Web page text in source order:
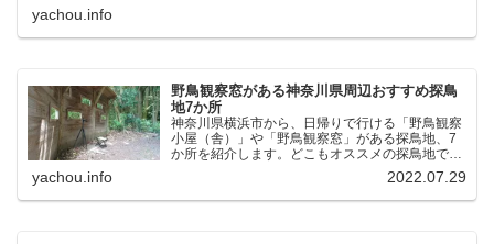
yachou.info
野鳥観察窓がある神奈川県周辺おすすめ探鳥
地7か所
神奈川県横浜市から、日帰りで行ける「野鳥観察
小屋（舎）」や「野鳥観察窓」がある探鳥地、7
か所を紹介します。どこもオススメの探鳥地で
す。実際に訪れてみると、野山にいる野鳥、海や
湖にいる野鳥それぞれ違う観察になりました。街
中にあり、電車で行ける...
yachou.info 2022.07.29